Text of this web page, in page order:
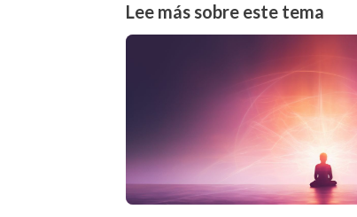
Lee más sobre este tema